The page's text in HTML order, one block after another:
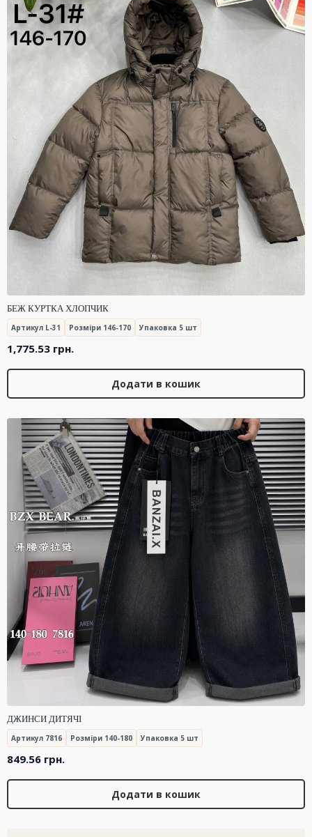
БЕЖ КУРТКА ХЛОПЧИК
Артикул L-31 Розміри 146-170 Упаковка 5 шт
1,775.53 грн.
Додати в кошик
ДЖИНСИ ДИТЯЧІ
Артикул 7816 Розміри 140-180 Упаковка 5 шт
849.56 грн.
Додати в кошик